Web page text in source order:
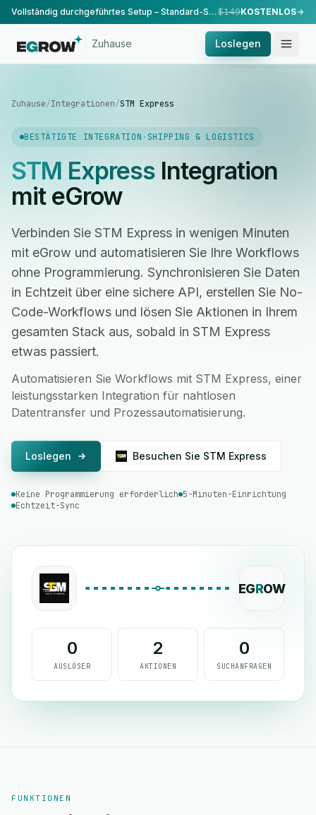
Vollständig durchgeführtes Setup – Standard-Setup, durchgeführt von unserem Team. $149KOSTENLOS
Zuhause Loslegen
Zuhause/Integrationen/STM Express
BESTÄTIGTE INTEGRATION · SHIPPING & LOGISTICS
STM ExpressIntegration
mit eGrow
Verbinden Sie STM Express in wenigen Minuten
mit eGrow und automatisieren Sie Ihre Workflows
ohne Programmierung. Synchronisieren Sie Daten
in Echtzeit über eine sichere API, erstellen Sie No-
Code-Workflows und lösen Sie Aktionen in Ihrem
gesamten Stack aus, sobald in STM Express
etwas passiert.
Automatisieren Sie Workflows mit STM Express, einer
leistungsstarken Integration für nahtlosen
Datentransfer und Prozessautomatisierung.
Loslegen Besuchen Sie STM Express
Keine Programmierung erforderlich 5-Minuten-Einrichtung
Echtzeit-Sync
EGROW
0
AUSLÖSER
2
AKTIONEN
0
SUCHANFRAGEN
FUNKTIONEN